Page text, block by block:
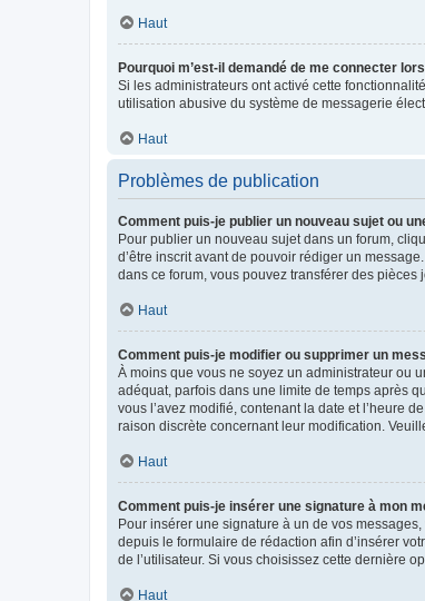
Haut
Pourquoi m’est-il demandé de me connecter
Si les administrateurs ont activé cette
utilisation abusive du système de messagerie
Haut
Problèmes de publication
Comment puis-je publier un nouveau sujet ou
Pour publier un nouveau sujet dans un forum,
d’être inscrit avant de pouvoir rédiger un
dans ce forum, vous pouvez transférer des pièces
Haut
Comment puis-je modifier ou supprimer un
À moins que vous ne soyez un administrateur ou
adéquat, parfois dans une limite de temps après
vous l’avez modifié, contenant la date et l’heure
raison discrète concernant leur modification.
Haut
Comment puis-je insérer une signature à mon
Pour insérer une signature à un de vos
depuis le formulaire de rédaction afin d’insérer
de l’utilisateur. Si vous choisissez cette dernière
Haut